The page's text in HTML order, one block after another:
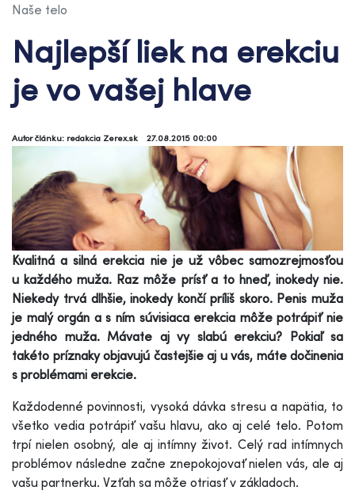
Naše telo
Najlepší liek na erekciu
je vo vašej hlave
Autor článku: redakcia Zerex.sk 27.08.2015 00:00
Kvalitná a silná erekcia nie je už vôbec samozrejmosťou
u každého muža. Raz môže prísť a to hneď, inokedy nie.
Niekedy trvá dlhšie, inokedy končí príliš skoro. Penis muža
je malý orgán a s ním súvisiaca erekcia môže potrápiť nie
jedného muža. Mávate aj vy slabú erekciu? Pokiaľ sa
takéto príznaky objavujú častejšie aj u vás, máte dočinenia
s problémami erekcie.
Každodenné povinnosti, vysoká dávka stresu a napätia, to
všetko vedia potrápiť vašu hlavu, ako aj celé telo. Potom
trpí nielen osobný, ale aj intímny život. Celý rad intímnych
problémov následne začne znepokojovať nielen vás, ale aj
vašu partnerku. Vzťah sa môže otriasť v základoch.